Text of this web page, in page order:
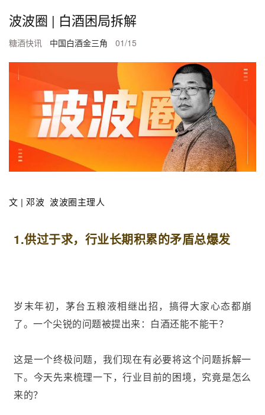
波波圈 | 白酒困局拆解
糖酒快讯 中国白酒金三角 01/15
文 | 邓波 波波圈主理人
1.供过于求，行业长期积累的矛盾总爆发
岁末年初，茅台五粮液相继出招，搞得大家心态都崩
了。一个尖锐的问题被提出来：白酒还能不能干？
这是一个终极问题，我们现在有必要将这个问题拆解一
下。今天先来梳理一下，行业目前的困境，究竟是怎么
来的？